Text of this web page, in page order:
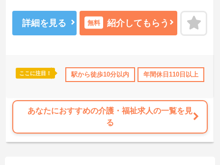
年間休日110日以上 ブランクOK 研修制度あり 社会保険
すのでお気軽にご相談ください。
詳細を見る 無料 紹介してもらう
ここに注目！ 駅から徒歩10分以内 年間休日110日以上
あなたにおすすめの介護・福祉求人の一覧を見
る